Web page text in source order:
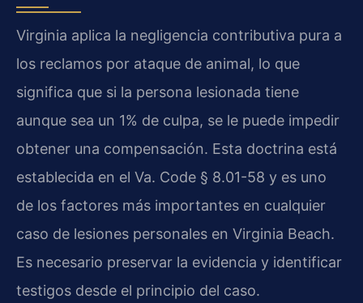
Virginia aplica la negligencia contributiva pura a
los reclamos por ataque de animal, lo que
significa que si la persona lesionada tiene
aunque sea un 1% de culpa, se le puede impedir
obtener una compensación. Esta doctrina está
establecida en el Va. Code § 8.01-58 y es uno
de los factores más importantes en cualquier
caso de lesiones personales en Virginia Beach.
Es necesario preservar la evidencia y identificar
testigos desde el principio del caso.